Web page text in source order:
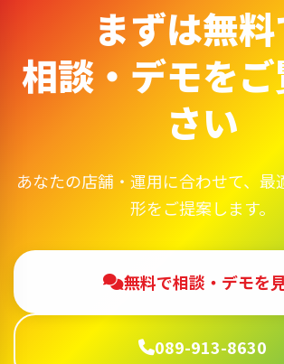
まずは無
相談・デモを
さい
あなたの店舗・運用に合わせて、最
形をご提案します。
無料で相談・デモを
089-913-8630